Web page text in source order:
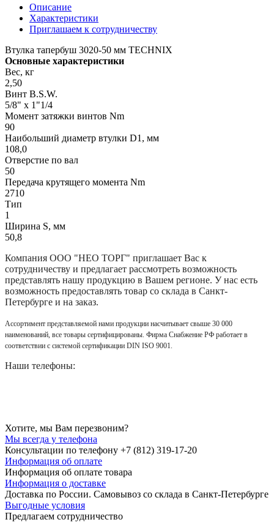
Описание
Характеристики
Приглашаем к сотрудничеству
Втулка тапербуш 3020-50 мм TECHNIX
Основные характеристики
Вес, кг
2,50
Винт B.S.W.
5/8" х 1"1/4
Момент затяжки винтов Nm
90
Наибольший диаметр втулки D1, мм
108,0
Отверстие по вал
50
Передача крутящего момента Nm
2710
Тип
1
Ширина S, мм
50,8
Компания ООО "НЕО ТОРГ" приглашает Вас к
сотрудничеству и предлагает рассмотреть возможность
представлять нашу продукцию в Вашем регионе. У нас есть
возможность предоставлять товар со склада в Санкт-
Петербурге и на заказ.
Ассортимент представляемой нами продукции насчитывает свыше 30 000
наименований, все товары сертифицированы. Фирма Снабжение РФ работает в
соответствии с системой сертификации DIN ISO 9001.
Наши телефоны:
Хотите, мы Вам перезвоним?
Мы всегда у телефона
Консультации по телефону +7 (812) 319-17-20
Информация об оплате
Информация об оплате товара
Информация о доставке
Доставка по России. Самовывоз со склада в Санкт-Петербурге
Выгодные условия
Предлагаем сотрудничество